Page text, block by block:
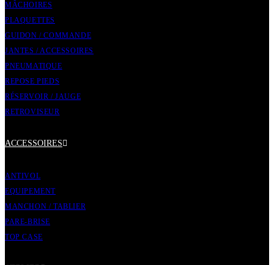
MÂCHOIRES
PLAQUETTES
GUIDON / COMMANDE
JANTES / ACCESSOIRES
PNEUMATIQUE
REPOSE PIEDS
RÉSERVOIR / JAUGE
RETROVISEUR
ACCESSOIRES
ANTIVOL
EQUIPEMENT
MANCHON / TABLIER
PARE-BRISE
TOP CASE